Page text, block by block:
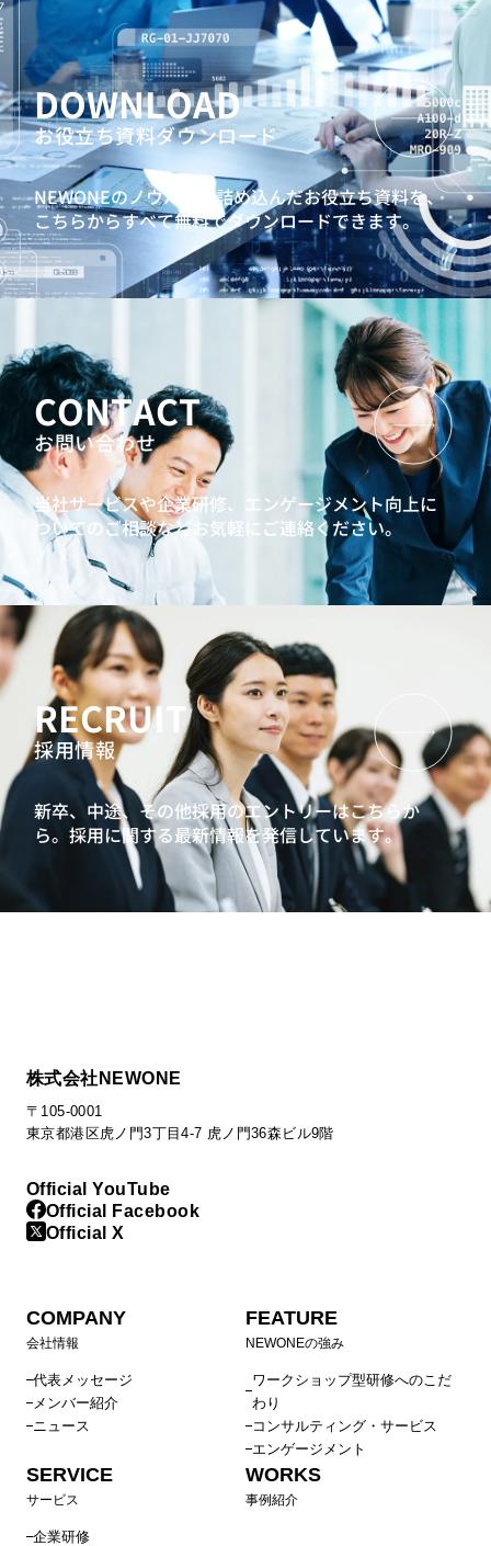
DOWNLOAD
お役立ち資料ダウンロード
NEWONEのノウハウを詰め込んだお役立ち資料を、
こちらからすべて無料でダウンロードできます。
CONTACT
お問い合わせ
当社サービスや企業研修、エンゲージメント向上に
ついてのご相談などお気軽にご連絡ください。
RECRUIT
採用情報
新卒、中途、その他採用のエントリーはこちらか
ら。採用に関する最新情報を発信しています。
株式会社NEWONE
〒105-0001
東京都港区虎ノ門3丁目4-7 虎ノ門36森ビル9階
Official YouTube
Official Facebook
Official X
COMPANY
会社情報
代表メッセージ
メンバー紹介
ニュース
FEATURE
NEWONEの強み
ワークショップ型研修へのこだ
わり
コンサルティング・サービス
エンゲージメント
SERVICE
サービス
企業研修
WORKS
事例紹介